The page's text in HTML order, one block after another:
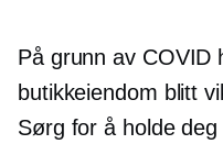
På grunn av COVID
butikkeiendom blitt
Sørg for å holde